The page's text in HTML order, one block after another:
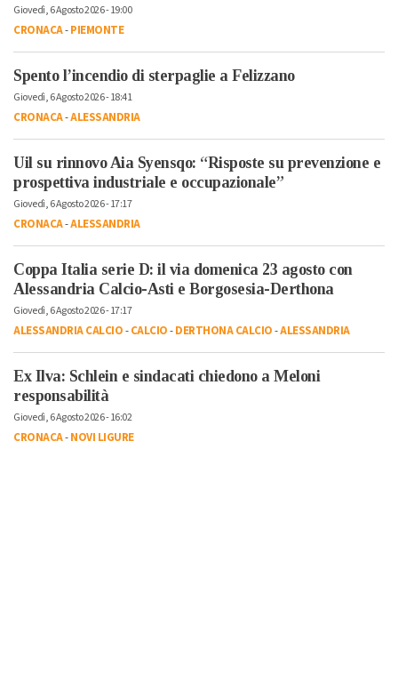
Giovedì, 6 Agosto 2026 - 19:00
CRONACA-PIEMONTE
Spento l’incendio di sterpaglie a Felizzano
Giovedì, 6 Agosto 2026 - 18:41
CRONACA-ALESSANDRIA
Uil su rinnovo Aia Syensqo: “Risposte su prevenzione e
prospettiva industriale e occupazionale”
Giovedì, 6 Agosto 2026 - 17:17
CRONACA-ALESSANDRIA
Coppa Italia serie D: il via domenica 23 agosto con
Alessandria Calcio-Asti e Borgosesia-Derthona
Giovedì, 6 Agosto 2026 - 17:17
ALESSANDRIA CALCIO-CALCIO-DERTHONA CALCIO-ALESSANDRIA
Ex Ilva: Schlein e sindacati chiedono a Meloni
responsabilità
Giovedì, 6 Agosto 2026 - 16:02
CRONACA-NOVI LIGURE